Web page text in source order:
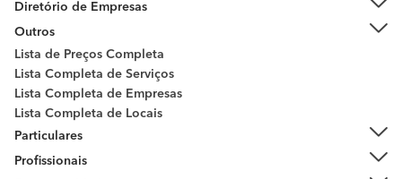
Diretório de Empresas
Outros
Lista de Preços Completa
Lista Completa de Serviços
Lista Completa de Empresas
Lista Completa de Locais
Particulares
Profissionais